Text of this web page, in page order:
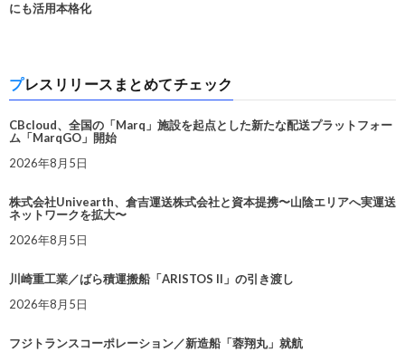
にも活用本格化
プレスリリースまとめてチェック
CBcloud、全国の「Marq」施設を起点とした新たな配送プラットフォー
ム「MarqGO」開始
2026年8月5日
株式会社Univearth、倉吉運送株式会社と資本提携〜山陰エリアへ実運送
ネットワークを拡大〜
2026年8月5日
川崎重工業／ばら積運搬船「ARISTOS II」の引き渡し
2026年8月5日
フジトランスコーポレーション／新造船「蓉翔丸」就航